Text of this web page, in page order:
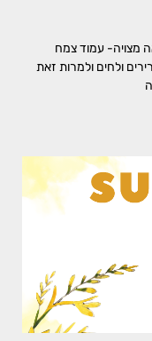
מצויה- עמוד צמח
ולחים ולמרות זאת